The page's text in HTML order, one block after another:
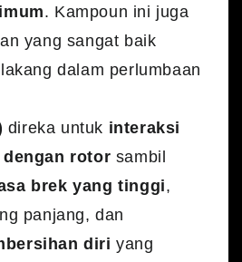
. Kampoun ini juga
yang sangat baik
dalam perlumbaan
direka untuk interaksi
rotor sambil
brek yang tinggi,
panjang, dan
diri yang